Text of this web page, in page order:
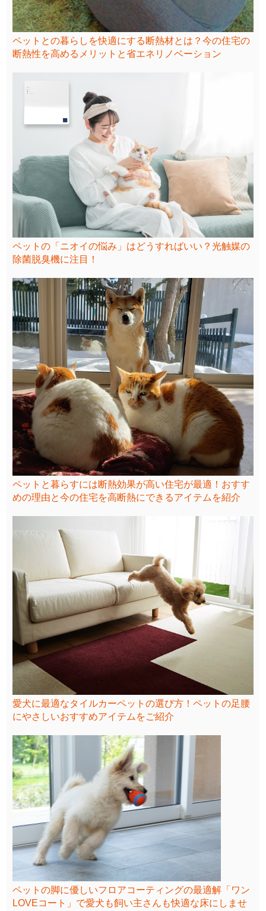
ペットとの暮らしを快適にする断熱材とは？今の住宅の
断熱性を高めるメリットと省エネリノベーション
ペットの「ニオイの悩み」はどうすればいい？光触媒の
除菌脱臭機に注目！
ペットと暮らすには断熱効果が高い住宅が最適！おすす
めの理由と今の住宅を高断熱にできるアイテムを紹介
愛犬に最適なタイルカーペットの選び方！ペットの足腰
にやさしいおすすめアイテムをご紹介
ペットの脚に優しいフロアコーティングの最適解「ワン
LOVEコート」で愛犬も飼い主さんも快適な床にしませ